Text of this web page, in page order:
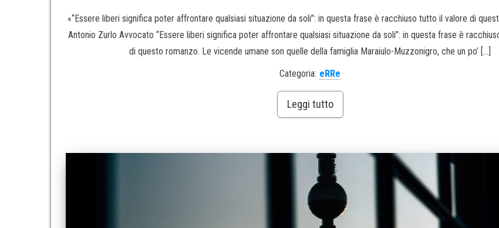
«“Essere liberi significa poter affrontare qualsiasi situazione da soli”: in questa frase è racchiuso tutto il valore di
Antonio Zurlo Avvocato “Essere liberi significa poter affrontare qualsiasi situazione da soli”: in questa frase è
di questo romanzo. Le vicende umane son quelle della famiglia Maraiulo-Muzzonigro, che un po’ […]
Categoria: eRRe
Leggi tutto